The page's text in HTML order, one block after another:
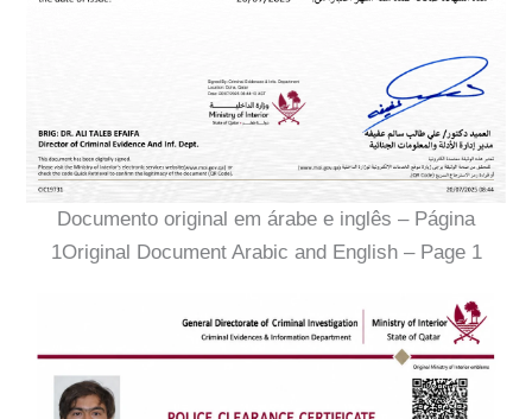
Documento original em árabe e inglês – Página
1Original Document Arabic and English – Page 1